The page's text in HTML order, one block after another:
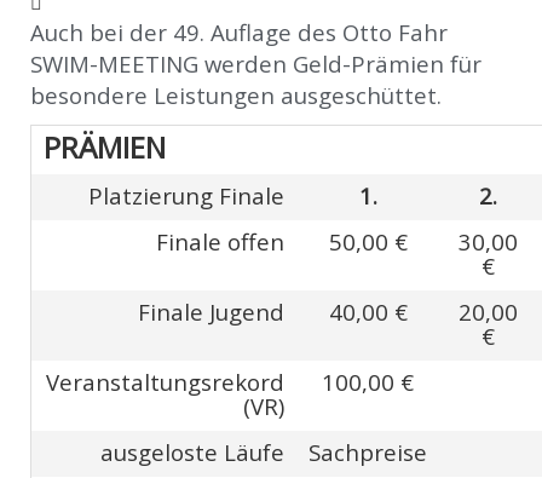
Auch bei der 49. Auflage des Otto Fahr
SWIM-MEETING werden Geld-Prämien für
besondere Leistungen ausgeschüttet.
PRÄMIEN
Platzierung Finale 1.
2.
Finale offen
50,00 €
30,00
€
Finale Jugend
40,00 €
20,00
€
Veranstaltungsrekord
(VR)
100,00 €
ausgeloste Läufe
Sachpreise